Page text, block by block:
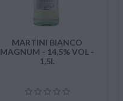
MARTINI BIANCO
MAGNUM - 14,5% VOL -
1,5L